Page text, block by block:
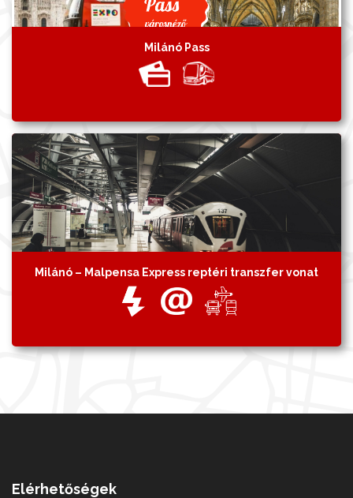
Milánó Pass
Milánó – Malpensa Express reptéri transzfer vonat
Elérhetőségek